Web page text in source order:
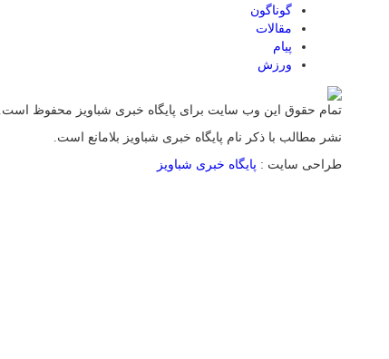
گوناگون
مقالات
پیام
ورزش
تمام حقوق این وب سایت برای پایگاه خبری شباویز محفوظ است.
نشر مطالب با ذکر نام پایگاه خبری شباویز بلامانع است.
طراحی سایت : پایگاه خبری شباویز